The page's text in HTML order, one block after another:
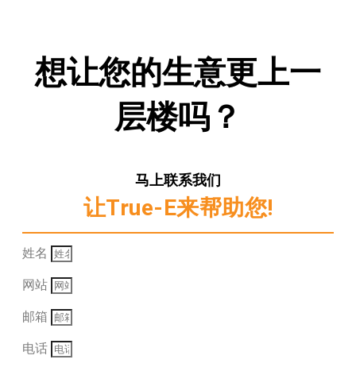
想让您的生意更上一
层楼吗？
马上联系我们
让True-E来帮助您!
姓名
网站
邮箱
电话